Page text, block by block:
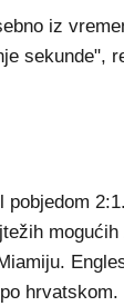
iz
sekunde",
hrvatskom.